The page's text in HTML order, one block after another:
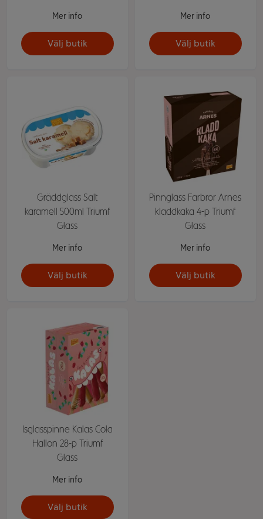
Mer info
Välj butik
Mer info
Välj butik
Gräddglass Salt
karamell 500ml Triumf
Glass
Mer info
Välj butik
Pinnglass Farbror Arnes
kladdkaka 4-p Triumf
Glass
Mer info
Välj butik
Isglasspinne Kalas Cola
Hallon 28-p Triumf
Glass
Mer info
Välj butik